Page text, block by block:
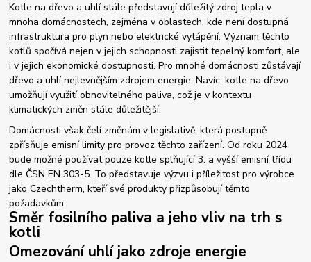
Kotle na dřevo a uhlí stále představují důležitý zdroj tepla v
mnoha domácnostech, zejména v oblastech, kde není dostupná
infrastruktura pro plyn nebo elektrické vytápění. Význam těchto
kotlů spočívá nejen v jejich schopnosti zajistit tepelný komfort, ale
i v jejich ekonomické dostupnosti. Pro mnohé domácnosti zůstávají
dřevo a uhlí nejlevnějším zdrojem energie. Navíc, kotle na dřevo
umožňují využití obnovitelného paliva, což je v kontextu
klimatických změn stále důležitější.
Domácnosti však čelí změnám v legislativě, která postupně
zpřísňuje emisní limity pro provoz těchto zařízení. Od roku 2024
bude možné používat pouze kotle splňující 3. a vyšší emisní třídu
dle ČSN EN 303-5. To představuje výzvu i příležitost pro výrobce
jako Czechtherm, kteří své produkty přizpůsobují těmto
požadavkům.
Směr fosilního paliva a jeho vliv na trh s
kotli
Omezování uhlí jako zdroje energie